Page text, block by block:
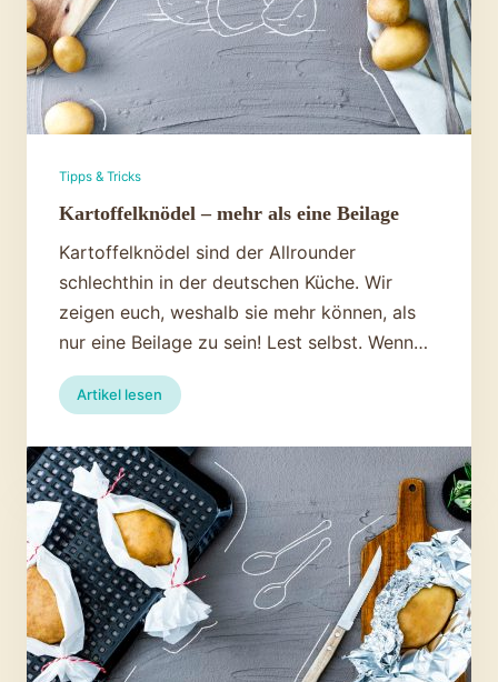
Tipps & Tricks
Kartoffelknödel – mehr als eine Beilage
Kartoffelknödel sind der Allrounder
schlechthin in der deutschen Küche. Wir
zeigen euch, weshalb sie mehr können, als
nur eine Beilage zu sein! Lest selbst. Wenn…
Artikel lesen
Kartoffelknödel
–
mehr
als
eine
Beilage